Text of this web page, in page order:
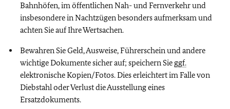
Bahnhöfen, im öffentlichen Nah- und Fernverkehr und
insbesondere in Nachtzügen besonders aufmerksam und
achten Sie auf Ihre Wertsachen.
Bewahren Sie Geld, Ausweise, Führerschein und andere
wichtige Dokumente sicher auf; speichern Sie ggf.
elektronische Kopien/Fotos. Dies erleichtert im Falle von
Diebstahl oder Verlust die Ausstellung eines
Ersatzdokuments.